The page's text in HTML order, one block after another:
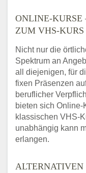
ONLINE-KURSE
ZUM VHS-KURS
Nicht nur die
Spektrum an
all diejenigen, für
fixen Präsenzen
beruflicher
bieten sich Online-
klassischen VHS-
unabhängig kann
erlangen.